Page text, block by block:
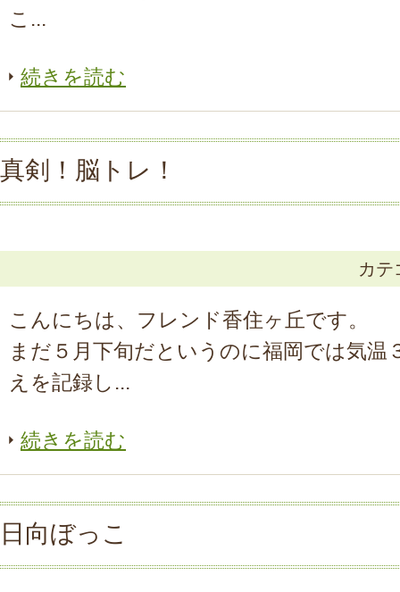
こ...
続きを読む
真剣！脳トレ！
カ
こんにちは、フレンド香住ヶ丘です。
まだ５月下旬だというのに福岡では気温
えを記録し...
続きを読む
日向ぼっこ